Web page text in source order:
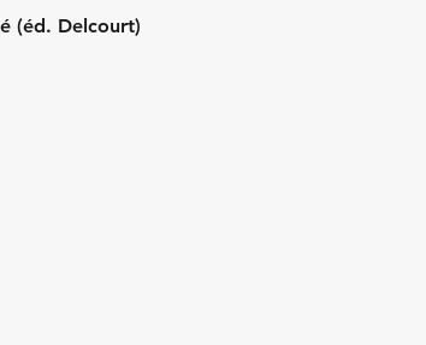
(éd. Delcourt)